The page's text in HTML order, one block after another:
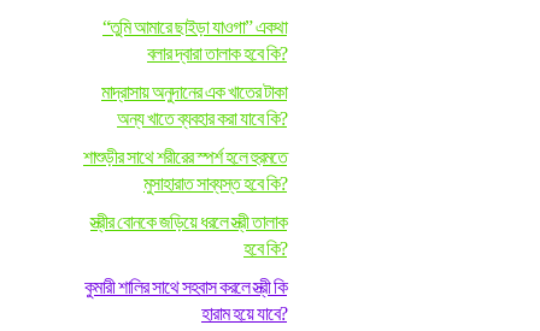
“তুমি আমারে ছাইড়া যাওগা” একথা
বলার দ্বারা তালাক হবে কি?
মাদ্রাসায় অনুদানের এক খাতের টাকা
অন্য খাতে ব্যবহার করা যাবে কি?
শাশুড়ীর সাথে শরীরের স্পর্শ হলে হুরমতে
মুসাহারাত সাব্যস্ত হবে কি?
স্ত্রীর বোনকে জড়িয়ে ধরলে স্ত্রী তালাক
হবে কি?
কুমারী শালির সাথে সহবাস করলে স্ত্রী কি
হারাম হয়ে যাবে?